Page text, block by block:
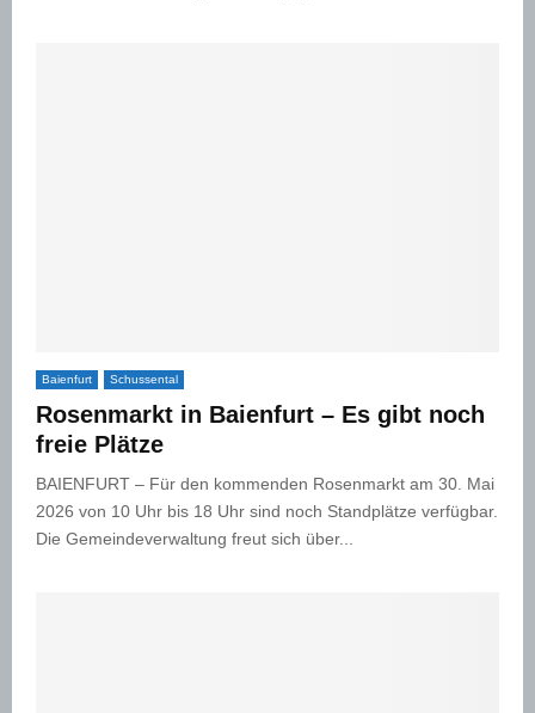
Baienfurt Schussental
Rosenmarkt in Baienfurt – Es gibt noch
freie Plätze
BAIENFURT – Für den kommenden Rosenmarkt am 30. Mai
2026 von 10 Uhr bis 18 Uhr sind noch Standplätze verfügbar.
Die Gemeindeverwaltung freut sich über...